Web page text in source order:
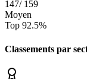
147/ 159
Moyen
Top 92.5%
Classements par